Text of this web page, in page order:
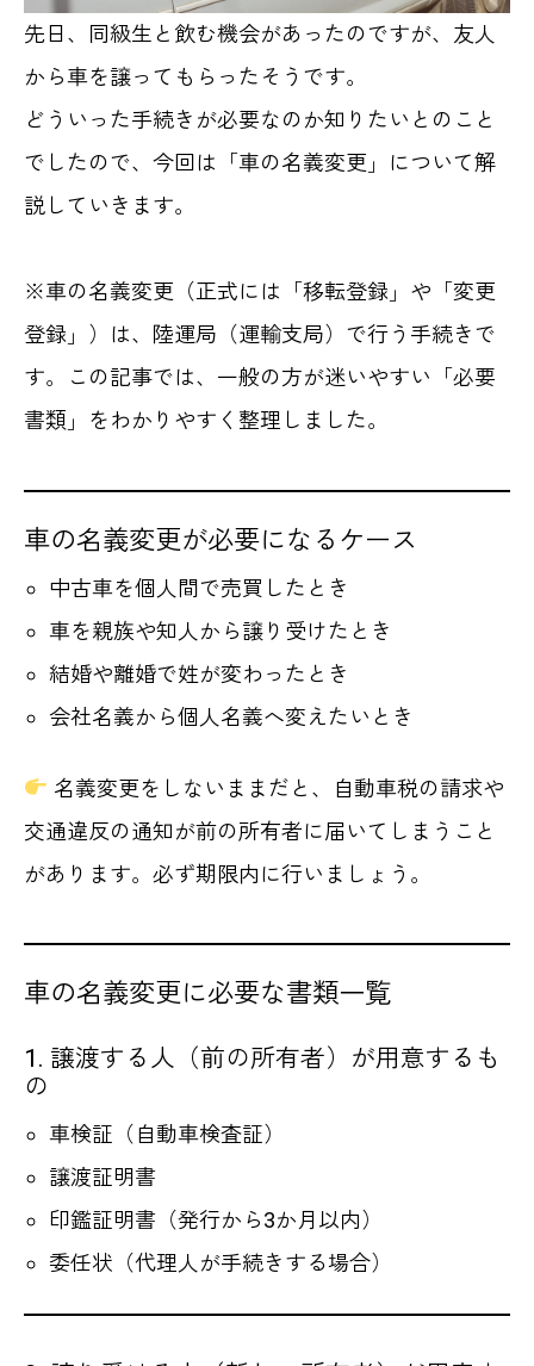
先日、同級生と飲む機会があったのですが、友人
から車を譲ってもらったそうです。
どういった手続きが必要なのか知りたいとのこと
でしたので、今回は「車の名義変更」について解
説していきます。
※車の名義変更（正式には「移転登録」や「変更
登録」）は、陸運局（運輸支局）で行う手続きで
す。この記事では、一般の方が迷いやすい「必要
書類」をわかりやすく整理しました。
車の名義変更が必要になるケース
中古車を個人間で売買したとき
車を親族や知人から譲り受けたとき
結婚や離婚で姓が変わったとき
会社名義から個人名義へ変えたいとき
名義変更をしないままだと、自動車税の請求や
交通違反の通知が前の所有者に届いてしまうこと
があります。必ず期限内に行いましょう。
車の名義変更に必要な書類一覧
1. 譲渡する人（前の所有者）が用意するも
の
車検証（自動車検査証）
譲渡証明書
印鑑証明書（発行から3か月以内）
委任状（代理人が手続きする場合）